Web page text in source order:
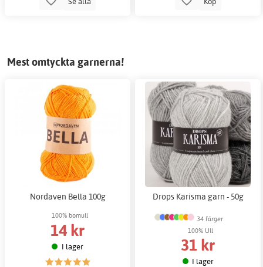
Mest omtyckta garnerna!
Nordaven Bella 100g
100% bomull
14 kr
I lager
Drops Karisma garn - 50g
34 färger
100% Ull
31 kr
I lager